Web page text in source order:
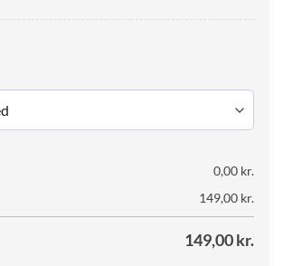
0,00 kr.
149,00 kr.
149,00kr.